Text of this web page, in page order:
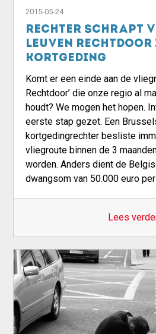
2015-05-24
Rechter schrapt
Leuven Rechtdoor
kortgeding
Komt er een einde aan de
Rechtdoor’ die onze regio al
houdt? We mogen het hopen.
eerste stap gezet. Een
kortgedingrechter besliste
vliegroute binnen de 3
worden. Anders dient de
dwangsom van 50.000 euro
Lees